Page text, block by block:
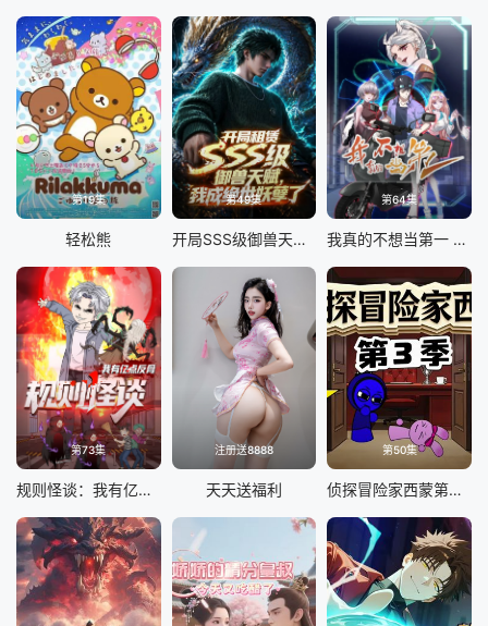
第19集
轻松熊
第49集
开局SSS级御兽天赋，我成绝世妖孽动态漫画
第64集
我真的不想当第一 第二季
第73集
规则怪谈：我有亿点反骨
注册送8888
天天送福利
第50集
侦探冒险家西蒙第三季